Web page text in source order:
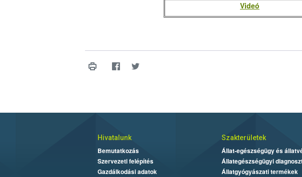
Videó
Hivatalunk
Bemutatkozás
Szervezeti felépítés
Gazdálkodási adatok
Szakterületek
Állat-egészségügy és
Állategészségügyi
Állatgyógyászati termékek